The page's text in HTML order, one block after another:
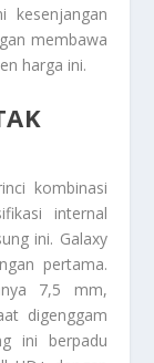
kesenjangan
membawa
harga ini.
kombinasi
internal
ini. Galaxy
pertama.
7,5 mm,
digenggam
ini berpadu